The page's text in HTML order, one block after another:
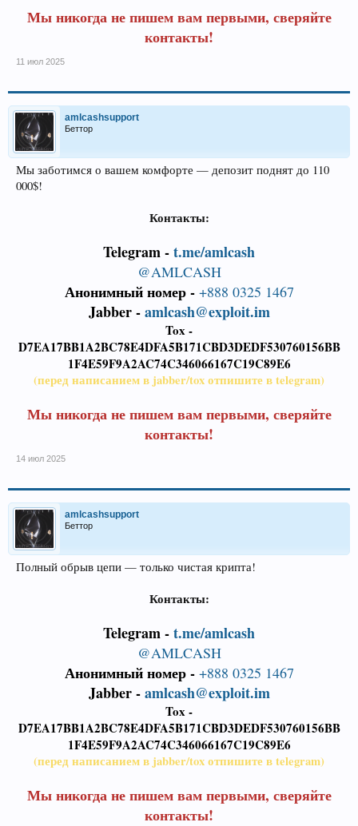
Мы никогда не пишем вам первыми, сверяйте
контакты!
11 июл 2025
amlcashsupport
Беттор
Мы заботимся о вашем комфорте — депозит поднят до 110
000$!
Контакты:
Telegram -t.me/amlcash
@AMLCASH
Анонимный номер - +888 0325 1467
Jabber -amlcash@exploit.im
Tox -
D7EA17BB1A2BC78E4DFA5B171CBD3DEDF530760156BB
1F4E59F9A2AC74C346066167C19C89E6
(перед написанием в jabber/tox отпишите в telegram)
Мы никогда не пишем вам первыми, сверяйте
контакты!
14 июл 2025
amlcashsupport
Беттор
Полный обрыв цепи — только чистая крипта!
Контакты:
Telegram -t.me/amlcash
@AMLCASH
Анонимный номер - +888 0325 1467
Jabber -amlcash@exploit.im
Tox -
D7EA17BB1A2BC78E4DFA5B171CBD3DEDF530760156BB
1F4E59F9A2AC74C346066167C19C89E6
(перед написанием в jabber/tox отпишите в telegram)
Мы никогда не пишем вам первыми, сверяйте
контакты!